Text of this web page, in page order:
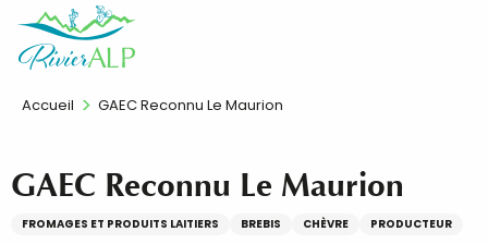
contenu
FR
Accueil GAEC Reconnu Le Maurion
GAEC Reconnu Le Maurion
FROMAGES ET PRODUITS LAITIERS BREBIS CHÈVRE PRODUCTEUR